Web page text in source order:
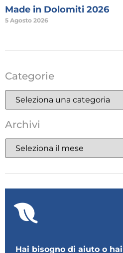
Made in Dolomiti 2026
5 Agosto 2026
Categorie
Archivi
Hai bisogno di aiuto o